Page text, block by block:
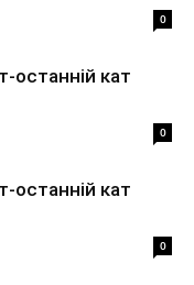
0
останній кат
0
останній кат
0